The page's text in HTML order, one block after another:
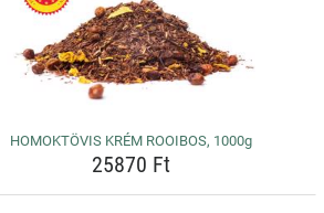
HOMOKTÖVIS KRÉM ROOIBOS, 1000g
25870 Ft